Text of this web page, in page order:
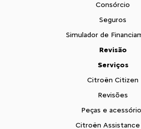
Consórcio
Seguros
Simulador de
Revisão
Serviços
Citroën Citizen
Revisões
Peças e
Citroën Assistance